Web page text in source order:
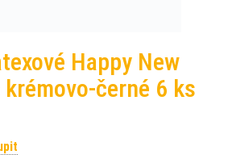
Happy New
krémovo-černé 6 ks
byla: 149 Kč.
cena je: 134 Kč.